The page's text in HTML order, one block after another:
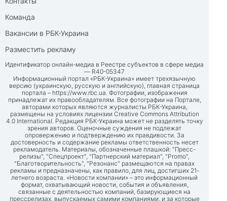
Команда
Вакансии в РБК-Украина
Разместить рекламу
Идентификатор онлайн-медиа в Реестре субъектов в сфере медиа
— R40-05347
Информационный портал «РБК-Украина» имеет трехязычную
версию (украинскую, русскую и английскую), главная страница
портала – https://www.rbc.ua. Фотографии, изображения
принадлежат их правообладателям. Все фотографии на Портале,
авторами которых являются журналисты РБК-Украина,
размещены на условиях лицензии Creative Commons Attribution
4.0 International. Редакция РБК-Украина может не разделять точку
зрения авторов. Оценочные суждения не подлежат
опровержению и подтверждению их правдивости. За
достоверность и содержание рекламы ответственность несет
рекламодатель. Материалы, обозначенные плашкой: "Пресс-
релизы", "Спецпроект", "Партнерский материал", "Promo",
"Благотворительность", "Резонанс" размещаются на правах
рекламы и предназначены, как правило, для лиц, достигших 21-
летнего возраста. «Новости компании» – это информационный
формат, охватывающий новости, события и объявления,
связанные с деятельностью компаний, базирующиеся на
прессрелизах, выпускаемых самими компаниями, и за которые